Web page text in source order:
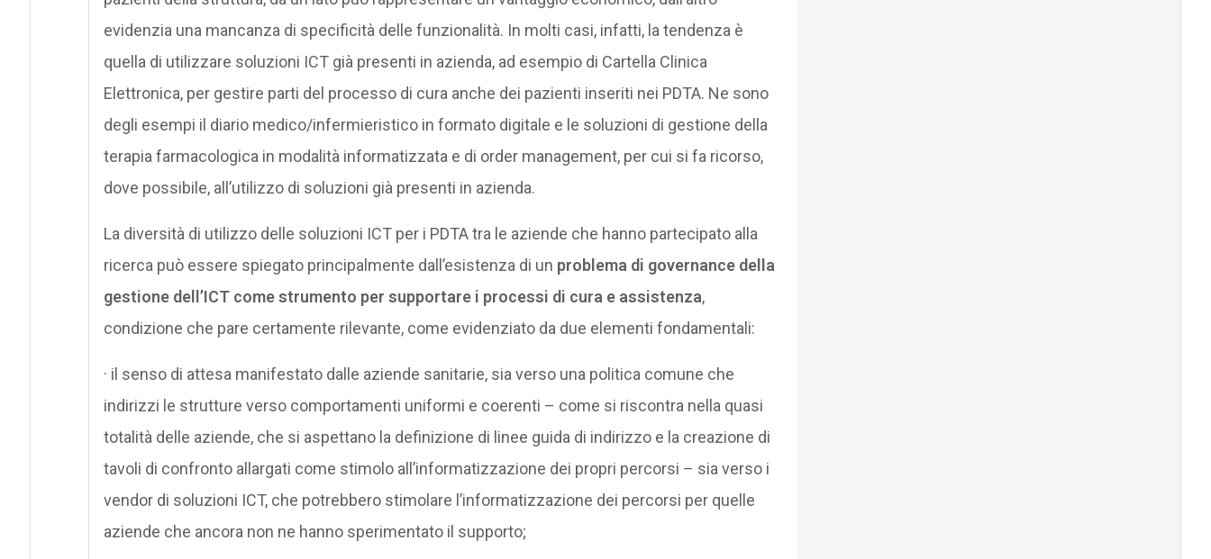
evidenzia una mancanza di specificità delle funzionalità. In molti casi, infatti, la tendenza è
quella di utilizzare soluzioni ICT già presenti in azienda, ad esempio di Cartella Clinica
Elettronica, per gestire parti del processo di cura anche dei pazienti inseriti nei PDTA. Ne sono
degli esempi il diario medico/infermieristico in formato digitale e le soluzioni di gestione della
terapia farmacologica in modalità informatizzata e di order management, per cui si fa ricorso,
dove possibile, all’utilizzo di soluzioni già presenti in azienda.
La diversità di utilizzo delle soluzioni ICT per i PDTA tra le aziende che hanno partecipato alla
ricerca può essere spiegato principalmente dall’esistenza di un problema di governance della
gestione dell’ICT come strumento per supportare i processi di cura e assistenza,
condizione che pare certamente rilevante, come evidenziato da due elementi fondamentali:
· il senso di attesa manifestato dalle aziende sanitarie, sia verso una politica comune che
indirizzi le strutture verso comportamenti uniformi e coerenti – come si riscontra nella quasi
totalità delle aziende, che si aspettano la definizione di linee guida di indirizzo e la creazione di
tavoli di confronto allargati come stimolo all’informatizzazione dei propri percorsi – sia verso i
vendor di soluzioni ICT, che potrebbero stimolare l’informatizzazione dei percorsi per quelle
aziende che ancora non ne hanno sperimentato il supporto;